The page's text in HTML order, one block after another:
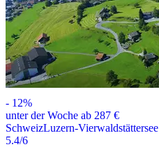
- 12%
unter der Woche ab 287 €
SchweizLuzern-Vierwaldstättersee
5.4/6